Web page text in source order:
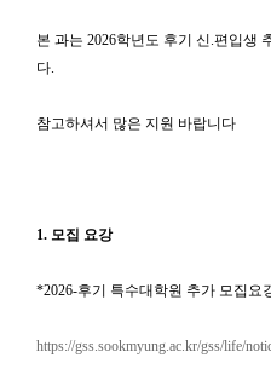
본 과는 2026학년도 후기 신.편입생
다.
참고하셔서 많은 지원 바랍니다
1. 모집 요강
*2026-후기 특수대학원 추가 모집요
https://gss.sookmyung.ac.kr/gss/life/